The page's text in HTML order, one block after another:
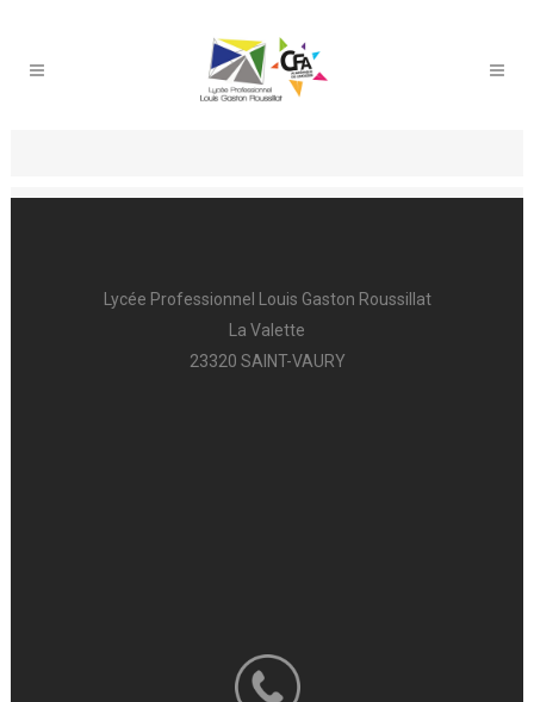
Lycée Professionnel Louis Gaston Roussillat
La Valette
23320 SAINT-VAURY